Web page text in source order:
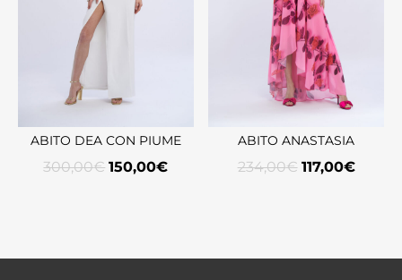
ABITO DEA CON PIUME
300,00€ 150,00€
ABITO ANASTASIA
234,00€ 117,00€